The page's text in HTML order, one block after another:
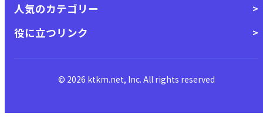
人気のカテゴリー
役に立つリンク
© 2026 ktkm.net, Inc. All rights reserved